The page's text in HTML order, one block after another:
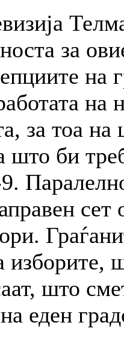
за
на
на
за тоа
што би
изборите,
што
еден